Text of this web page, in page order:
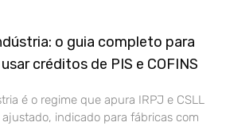
o guia completo para
créditos de PIS e COFINS
é o regime que apura IRPJ e CSLL
indicado para fábricas com